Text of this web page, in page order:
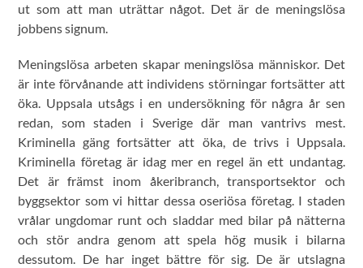
ut som att man uträttar något. Det är de meningslösa
jobbens signum.
Meningslösa arbeten skapar meningslösa människor. Det
är inte förvånande att individens störningar fortsätter att
öka. Uppsala utsågs i en undersökning för några år sen
redan, som staden i Sverige där man vantrivs mest.
Kriminella gäng fortsätter att öka, de trivs i Uppsala.
Kriminella företag är idag mer en regel än ett undantag.
Det är främst inom åkeribranch, transportsektor och
byggsektor som vi hittar dessa oseriösa företag. I staden
vrålar ungdomar runt och sladdar med bilar på nätterna
och stör andra genom att spela hög musik i bilarna
dessutom. De har inget bättre för sig. De är utslagna